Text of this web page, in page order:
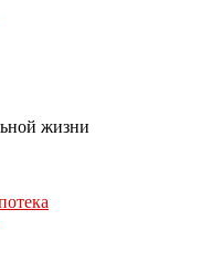
жизни